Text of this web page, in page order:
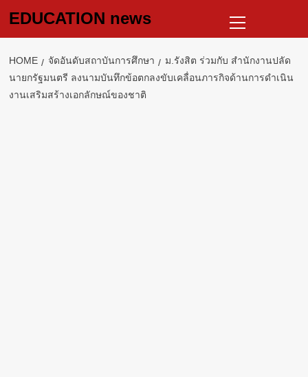
EDUCATION news
Menu
HOME จัดอันดับสถาบันการศึกษา
ม.รังสิต ร่วมกับ สำนักงานปลัด
นายกรัฐมนตรี ลงนามบันทึกข้อตกลงขับเคลื่อนภารกิจด้านการดำเนิน
งานเสริมสร้างเอกลักษณ์ของชาติ